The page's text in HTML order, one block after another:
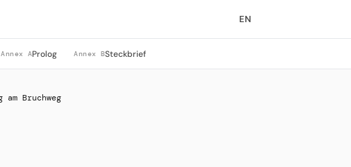
EN
Annex AProlog Annex BSteckbrief
Bruchweg